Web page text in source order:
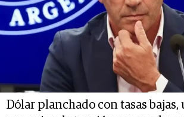
Dólar planchado con tasas